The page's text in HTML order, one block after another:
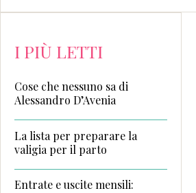
I PIÙ LETTI
Cose che nessuno sa di
Alessandro D’Avenia
La lista per preparare la
valigia per il parto
Entrate e uscite mensili: